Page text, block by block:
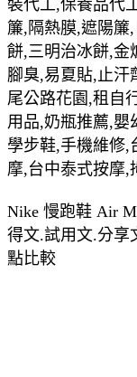
裝代工,保養品代
簾,隔熱膜,遮陽簾
餅,三明治冰餅,金
腳臭,易夏貼,止汗
尾公路花園,租自
用品,奶瓶推薦,嬰
學步鞋,手機維修,
摩,台中泰式按摩,
Nike 慢跑鞋 Air
得文.試用文.分享
點比較